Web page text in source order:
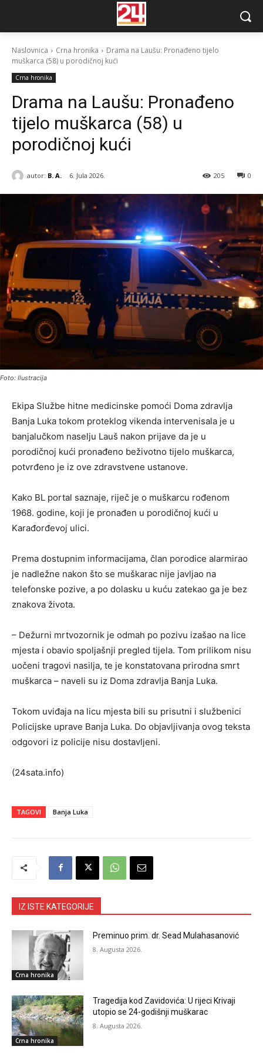
Naslovnica Crna hronika
Drama na Laušu: Pronađeno tijelo
muškarca (58) u porodičnoj kući
Crna hronika
Drama na Laušu: Pronađeno
tijelo muškarca (58) u
porodičnoj kući
autor: B. A. 6. Jula 2026. 0
205
Foto: Ilustracija
Ekipa Službe hitne medicinske pomoći Doma zdravlja
Banja Luka tokom proteklog vikenda intervenisala je u
banjalučkom naselju Lauš nakon prijave da je u
porodičnoj kući pronađeno beživotno tijelo muškarca,
potvrđeno je iz ove zdravstvene ustanove.
Kako BL portal saznaje, riječ je o muškarcu rođenom
1968. godine, koji je pronađen u porodičnoj kući u
Karađorđevoj ulici.
Prema dostupnim informacijama, član porodice alarmirao
je nadležne nakon što se muškarac nije javljao na
telefonske pozive, a po dolasku u kuću zatekao ga je bez
znakova života.
– Dežurni mrtvozornik je odmah po pozivu izašao na lice
mjesta i obavio spoljašnji pregled tijela. Tom prilikom nisu
uočeni tragovi nasilja, te je konstatovana prirodna smrt
muškarca – naveli su iz Doma zdravlja Banja Luka.
Tokom uviđaja na licu mjesta bili su prisutni i službenici
Policijske uprave Banja Luka. Do objavljivanja ovog teksta
odgovori iz policije nisu dostavljeni.
(24sata.info)
TAGOVI Banja Luka
IZ ISTE KATEGORIJE
Crna hronika
Preminuo prim. dr. Sead Mulahasanović
8. Augusta 2026.
Crna hronika
Tragedija kod Zavidovića: U rijeci Krivaji
utopio se 24-godišnji muškarac
8. Augusta 2026.